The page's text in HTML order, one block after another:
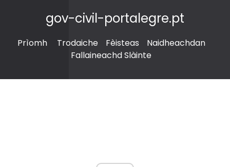
gov-civil-portalegre.pt
Prìomh Trodaiche Fèisteas
Naidheachdan
Fallaineachd Slàinte